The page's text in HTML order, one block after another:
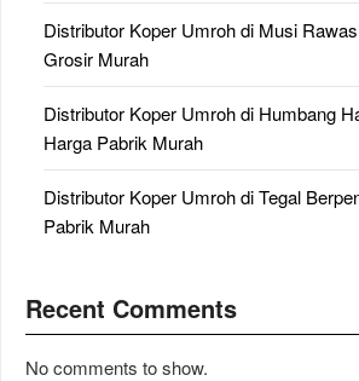
Distributor Koper Umroh di Musi
Grosir Murah
Distributor Koper Umroh di Humbang
Harga Pabrik Murah
Distributor Koper Umroh di Tegal
Pabrik Murah
Recent Comments
No comments to show.